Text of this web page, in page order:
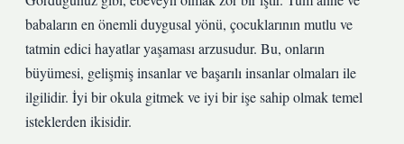
babaların en önemli duygusal yönü, çocuklarının mutlu ve
tatmin edici hayatlar yaşaması arzusudur. Bu, onların
büyümesi, gelişmiş insanlar ve başarılı insanlar olmaları ile
ilgilidir. İyi bir okula gitmek ve iyi bir işe sahip olmak temel
isteklerden ikisidir.